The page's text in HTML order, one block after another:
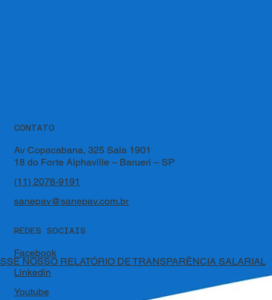
CONTATO
Av Copacabana, 325 Sala 1901
18 do Forte Alphaville – Barueri – SP
(11) 2078-9191
sanepav@sanepav.com.br
REDES SOCIAIS
Facebook
Linkedin
Youtube
NOSSO RELATÓRIO DE TRANSPARÊNCIA SALARIAL